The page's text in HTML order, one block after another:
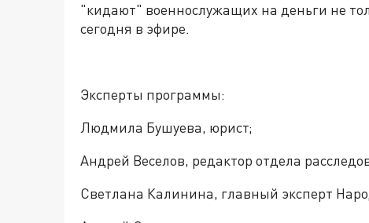
"кидают" военнослужащих на деньги не
сегодня в эфире.
Эксперты программы:
Людмила Бушуева, юрист;
Андрей Веселов, редактор отдела
Светлана Калинина, главный эксперт